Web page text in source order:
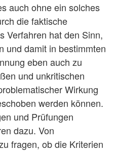
auch ohne ein solches
die faktische
Verfahren hat den Sinn,
und damit in bestimmten
eben auch zu
und unkritischen
Wirkung
werden können.
und Prüfungen
dazu. Von
fragen, ob die Kriterien